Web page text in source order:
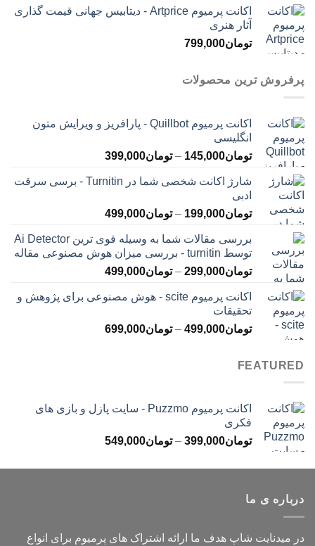
اکانت پرمیوم Artprice - دیتابیس جهانی قیمت ‌گذاری
آثار هنری
تومان799,000
پرفروش ترین محصولات
اکانت پرمیوم Quillbot - پارافریز و ویرایش متون
انگلیسی
تومان145,000
– تومان399,000محدوده
تومان145,000
تومان399,000
شارژ اکانت شخصی شما در Turnitin - برسی سرقت
ادبی
تومان199,000
– تومان499,000محدوده
تومان199,000
تا
تومان499,000
بررسی مقالات شما به وسیله قوی ترین Ai Detector
توسط turnitin - بررسی میزان هوش مصنوعی مقاله
تومان299,000
– تومان499,000محدوده
تومان299,000
تومان499,000
اکانت پرمیوم scite - هوش مصنوعی برای پژوهش و
تحقیقات
تومان499,000
– تومان699,000محدوده
FEATURED
اکانت پرمیوم Puzzmo - سایت پازل و بازی های
فکری
تومان399,000
– تومان549,000محدوده
تومان399,000
درباره ی ما
در میدنایت شاپ هدف ما ارائه اشتراک های پرمیوم برای انواع